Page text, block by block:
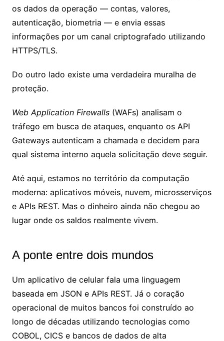
os dados da operação — contas, valores,
autenticação, biometria — e envia essas
informações por um canal criptografado utilizando
HTTPS/TLS.
Do outro lado existe uma verdadeira muralha de
proteção.
Web Application Firewalls(WAFs) analisam o
tráfego em busca de ataques, enquanto os API
Gateways autenticam a chamada e decidem para
qual sistema interno aquela solicitação deve seguir.
Até aqui, estamos no território da computação
moderna: aplicativos móveis, nuvem, microsserviços
e APIs REST. Mas o dinheiro ainda não chegou ao
lugar onde os saldos realmente vivem.
A ponte entre dois mundos
Um aplicativo de celular fala uma linguagem
baseada em JSON e APIs REST. Já o coração
operacional de muitos bancos foi construído ao
longo de décadas utilizando tecnologias como
COBOL, CICS e bancos de dados de alta